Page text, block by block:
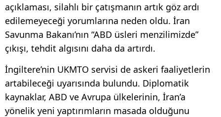
açıklaması, silahlı bir çatışmanın artık göz ardı
edilemeyeceği yorumlarına neden oldu. İran
Savunma Bakanı’nın “ABD üsleri menzilimizde”
çıkışı, tehdit algısını daha da artırdı.
İngiltere’nin UKMTO servisi de askeri faaliyetlerin
artabileceği uyarısında bulundu. Diplomatik
kaynaklar, ABD ve Avrupa ülkelerinin, İran’a
yönelik yeni yaptırımların masada olduğunu